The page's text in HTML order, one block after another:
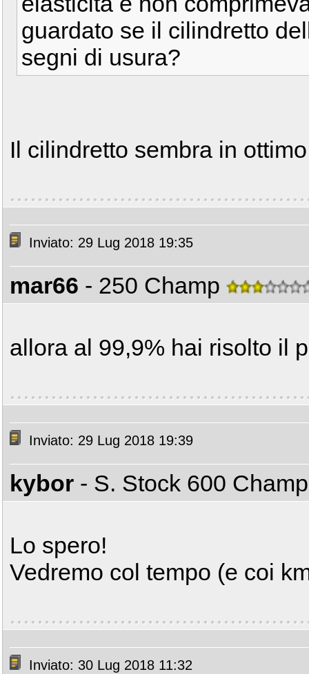
guardato se il cilindretto
segni di usura?
Il cilindretto sembra in
Inviato: 29 Lug 2018 19:35
mar66 - 250 Champ
allora al 99,9% hai risolto il
Inviato: 29 Lug 2018 19:39
kybor - S. Stock 600
Lo spero!
Vedremo col tempo (e coi
Inviato: 30 Lug 2018 11:32